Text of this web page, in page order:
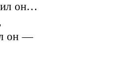
он…
он —